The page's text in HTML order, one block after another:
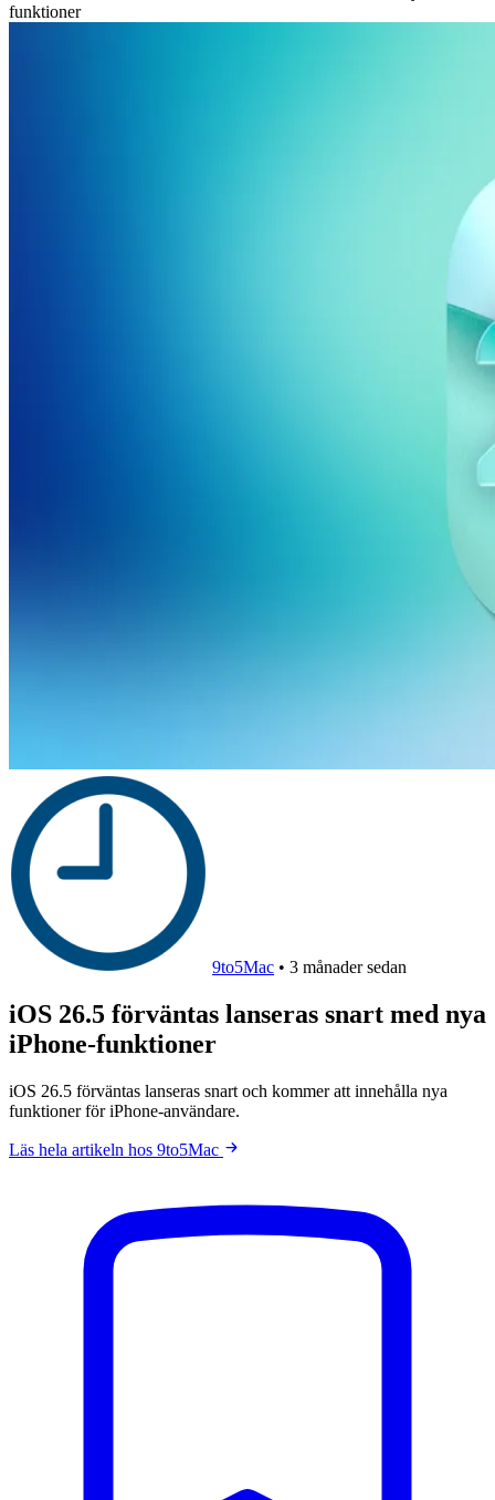
funktioner
9to5Mac • 3 månader sedan
iOS 26.5 förväntas lanseras snart med nya
iPhone-funktioner
iOS 26.5 förväntas lanseras snart och kommer att innehålla nya
funktioner för iPhone-användare.
Läs hela artikeln hos 9to5Mac